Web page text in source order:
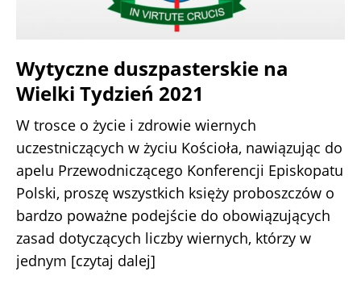
Wytyczne duszpasterskie na
Wielki Tydzień 2021
W trosce o życie i zdrowie wiernych
uczestniczących w życiu Kościoła, nawiązując do
apelu Przewodniczącego Konferencji Episkopatu
Polski, proszę wszystkich księży proboszczów o
bardzo poważne podejście do obowiązujących
zasad dotyczących liczby wiernych, którzy w
jednym [czytaj dalej]